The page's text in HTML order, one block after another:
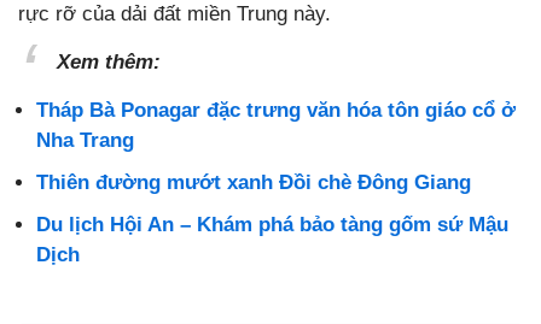
rực rỡ của dải đất miền Trung này.
Xem thêm:
Tháp Bà Ponagar đặc trưng văn hóa tôn giáo cổ ở
Nha Trang
Thiên đường mướt xanh Đồi chè Đông Giang
Du lịch Hội An – Khám phá bảo tàng gốm sứ Mậu
Dịch